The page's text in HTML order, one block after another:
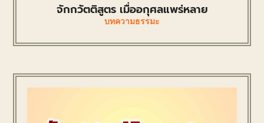
จักกวัตติสูตร เมื่ออกุศลแพร่หลาย
บทความธรรมะ